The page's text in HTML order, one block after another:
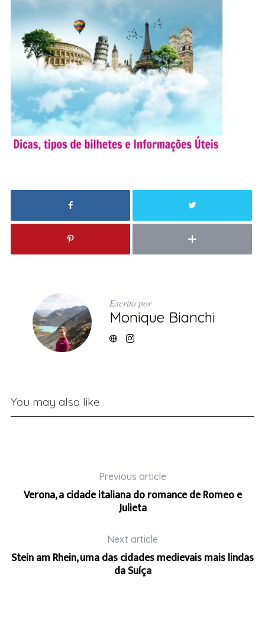
Escrito por
Monique Bianchi
You may also like
Previous article
Verona, a cidade italiana do romance de Romeo e
Julieta
Next article
Stein am Rhein, uma das cidades medievais mais lindas
da Suíça